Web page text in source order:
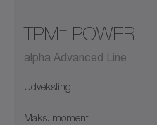
TPM+ POWER
alpha Advanced Line
Udveksling
Maks. moment